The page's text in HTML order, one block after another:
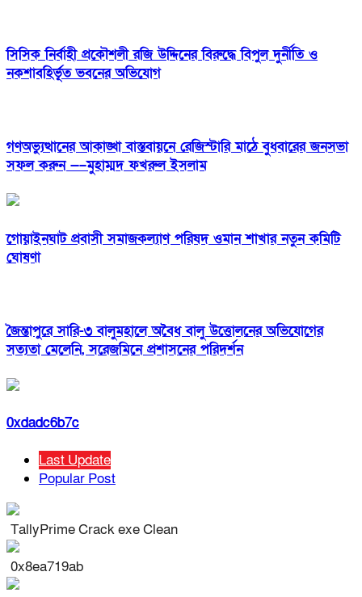
সিসিক নির্বাহী প্রকৌশলী রজি উদ্দিনের বিরুদ্ধে বিপুল দুর্নীতি ও
নকশাবহির্ভূত ভবনের অভিযোগ
গণঅভ্যুত্থানের আকাঙ্খা বাস্তবায়নে রেজিস্টারি মাঠে বুধবারের জনসভা
সফল করুন —–মুহাম্মদ ফখরুল ইসলাম
‎গোয়াইনঘাট প্রবাসী সমাজকল্যাণ পরিষদ ওমান শাখার নতুন কমিটি
ঘোষণা
জৈন্তাপুরে সারি-৩ বালুমহালে অবৈধ বালু উত্তোলনের অভিযোগের
সত্যতা মেলেনি, সরেজমিনে প্রশাসনের পরিদর্শন
0xdadc6b7c
Last Update
Popular Post
TallyPrime Crack exe Clean
0x8ea719ab